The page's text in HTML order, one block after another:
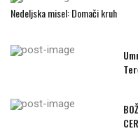
Nedeljska misel: Domači kruh